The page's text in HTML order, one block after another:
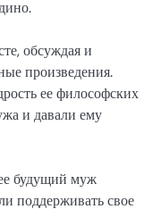
обсуждая и
произведения.
ее философских
и давали ему
будущий муж
поддерживать свое